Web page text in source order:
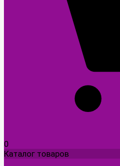
0
Каталог товаров